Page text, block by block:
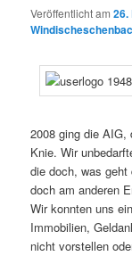
Veröffentlicht am26.
2008 ging die AIG,
Knie. Wir
die doch, was
doch am anderen
Wir konnten uns
Immobilien,
nicht vorstellen